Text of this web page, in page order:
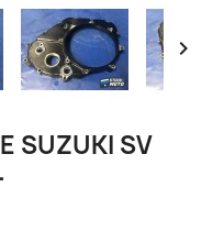

SUZUKI SV